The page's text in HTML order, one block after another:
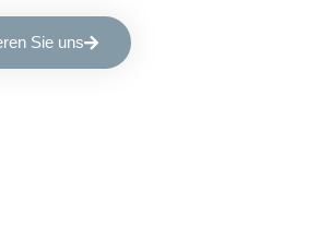
Sie uns